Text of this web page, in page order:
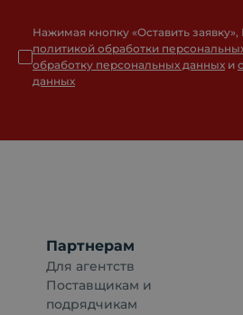
Нажимая кнопку «Оставить заявку»,
политикой обработки
обработку персональных данных и
данных
Партнерам
Для агентств
Поставщикам и
подрядчикам